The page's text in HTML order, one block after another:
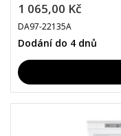
1 065,00 Kč
DA97-22135A
Dodání do 4 dnů